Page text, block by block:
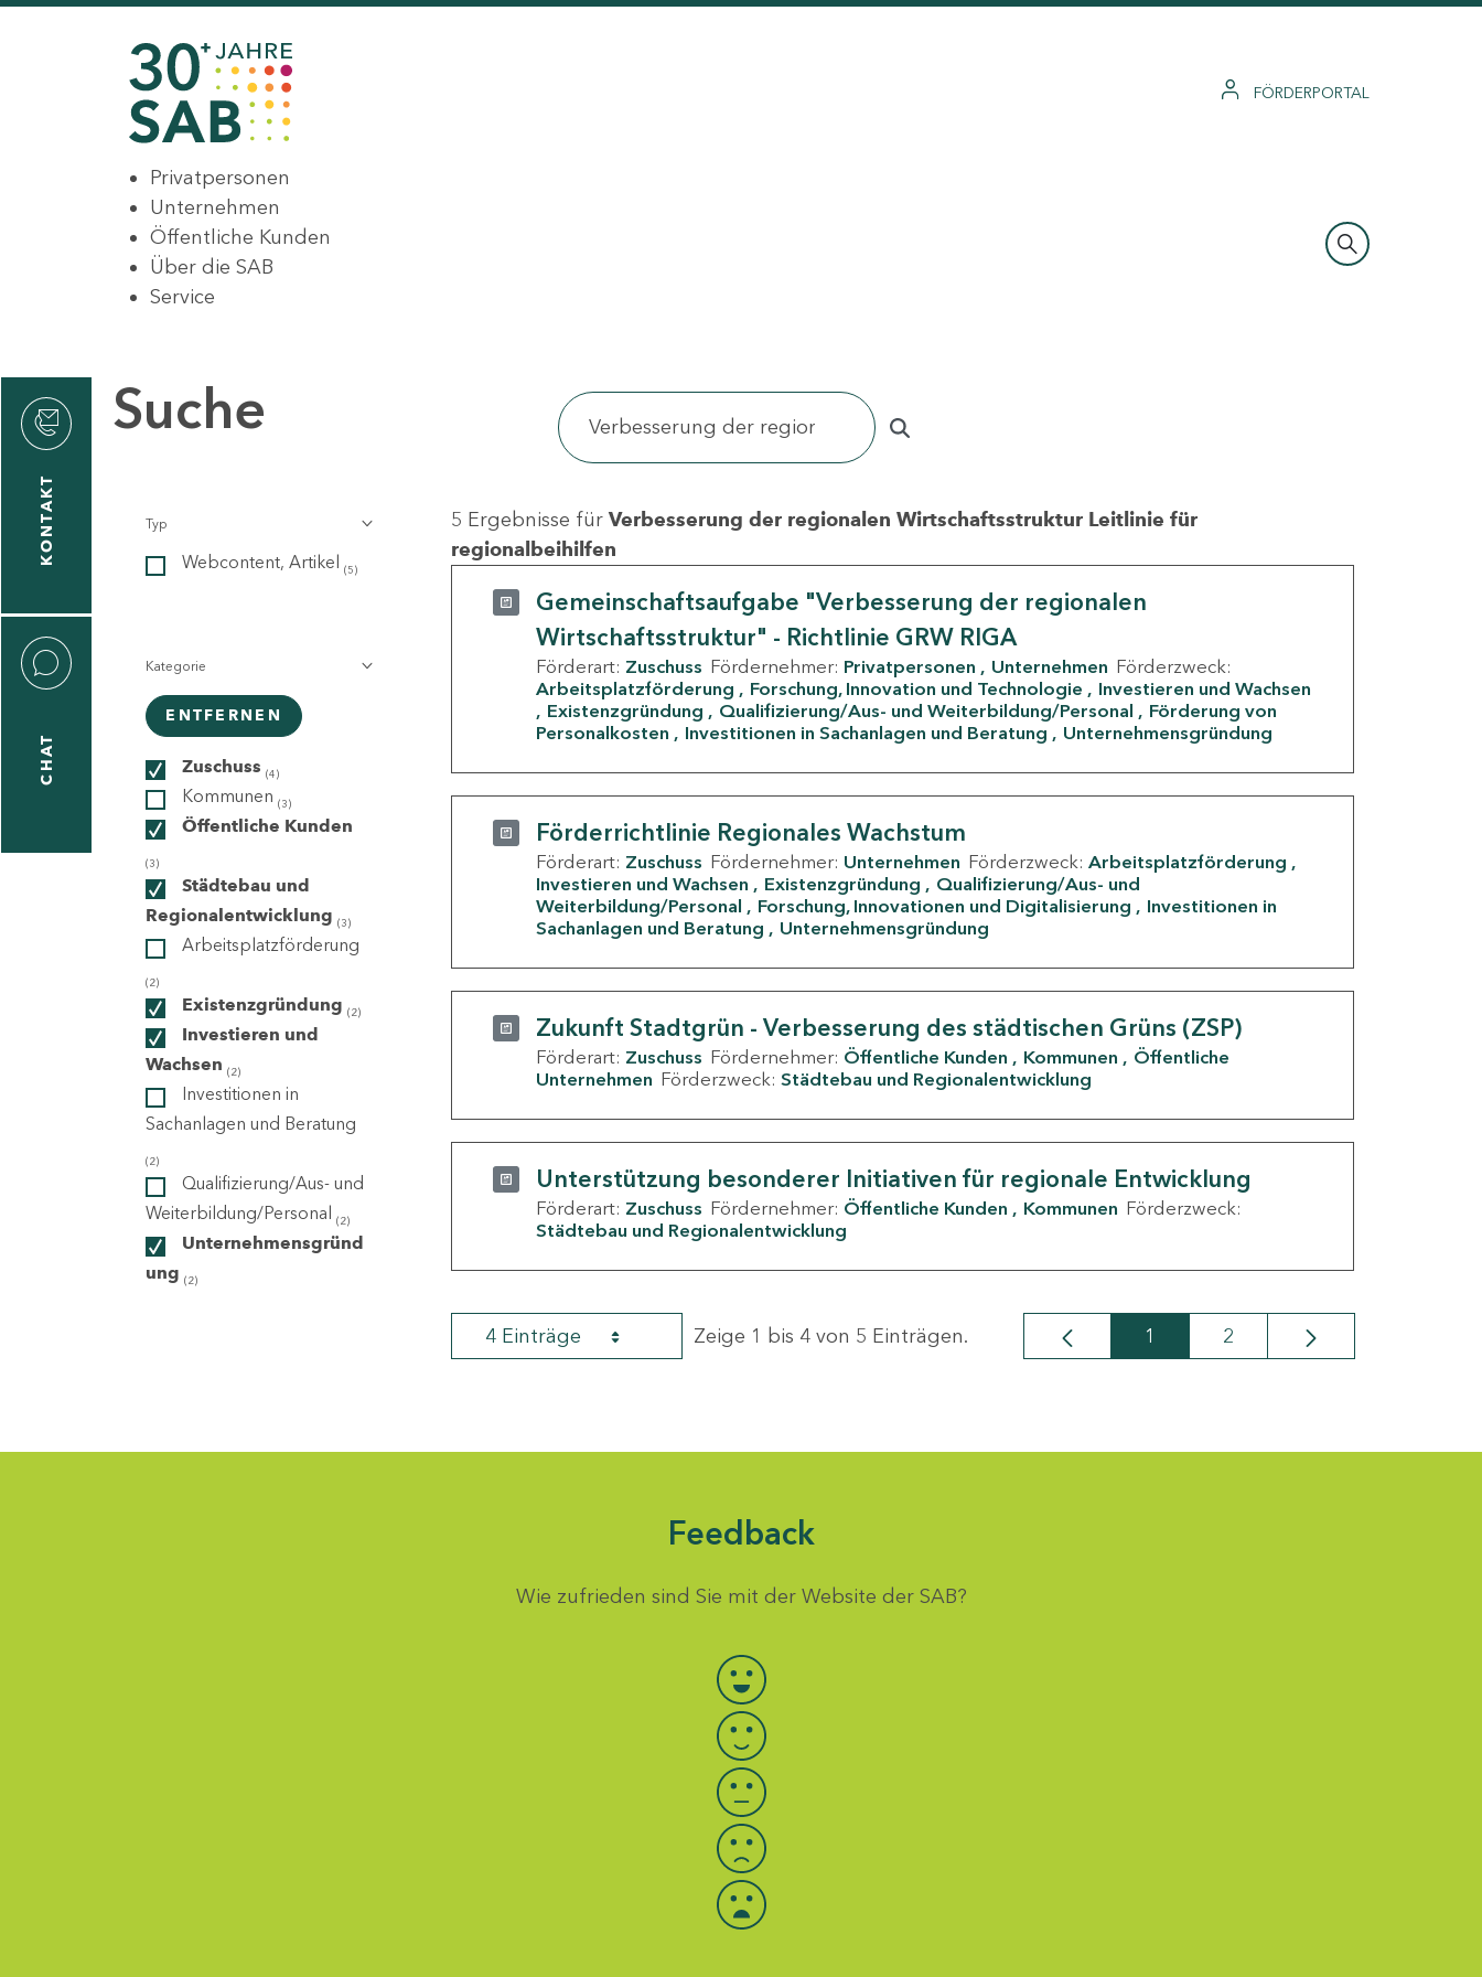
FÖRDERPORTAL
Privatpersonen
Unternehmen
Öffentliche Kunden
Über die SAB
Service
KONTAKT
CHAT
Suche
Typ
Webcontent, Artikel (5)
Kategorie
ENTFERNEN
Zuschuss (4)
Kommunen (3)
Öffentliche Kunden
(3)
Städtebau und
Regionalentwicklung (3)
Arbeitsplatzförderung
(2)
Existenzgründung (2)
Investieren und
Wachsen (2)
Investitionen in
Sachanlagen und Beratung
(2)
Qualifizierung/Aus- und
Weiterbildung/Personal (2)
Unternehmensgründ
ung (2)
5 Ergebnisse für Verbesserung der regionalen Wirtschaftsstruktur Leitlinie für
regionalbeihilfen
Gemeinschaftsaufgabe "Verbesserung der regionalen
Wirtschaftsstruktur" - Richtlinie GRW RIGA
Förderart: Zuschuss Fördernehmer: Privatpersonen Unternehmen Förderzweck:
Arbeitsplatzförderung
Forschung, Innovation und Technologie
Investieren und Wachsen
Existenzgründung
Qualifizierung/Aus- und Weiterbildung/Personal
Förderung von
Personalkosten
Investitionen in Sachanlagen und Beratung Unternehmensgründung
Förderrichtlinie Regionales Wachstum
Förderart: Zuschuss Fördernehmer: Unternehmen Förderzweck: Arbeitsplatzförderung
Investieren und Wachsen
Existenzgründung
Qualifizierung/Aus- und
Weiterbildung/Personal
Forschung, Innovationen und Digitalisierung
Investitionen in
Sachanlagen und Beratung
Unternehmensgründung
Zukunft Stadtgrün - Verbesserung des städtischen Grüns (ZSP)
Förderart: Zuschuss Fördernehmer: Öffentliche Kunden Kommunen
Öffentliche
Unternehmen Förderzweck: Städtebau und Regionalentwicklung
Unterstützung besonderer Initiativen für regionale Entwicklung
Förderart: Zuschuss Fördernehmer: Öffentliche Kunden Kommunen Förderzweck:
Städtebau und Regionalentwicklung
4 Einträge Zeige 1 bis 4 von 5 Einträgen. Seite
1 Seite
2
Feedback
Wie zufrieden sind Sie mit der Website der SAB?
Bewertung auswählen